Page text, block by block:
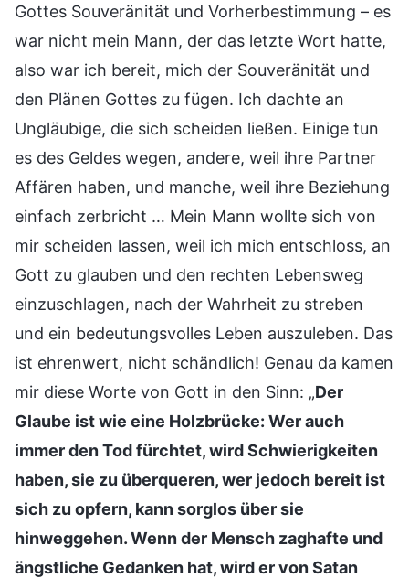
Gottes Souveränität und Vorherbestimmung – es
war nicht mein Mann, der das letzte Wort hatte,
also war ich bereit, mich der Souveränität und
den Plänen Gottes zu fügen. Ich dachte an
Ungläubige, die sich scheiden ließen. Einige tun
es des Geldes wegen, andere, weil ihre Partner
Affären haben, und manche, weil ihre Beziehung
einfach zerbricht … Mein Mann wollte sich von
mir scheiden lassen, weil ich mich entschloss, an
Gott zu glauben und den rechten Lebensweg
einzuschlagen, nach der Wahrheit zu streben
und ein bedeutungsvolles Leben auszuleben. Das
ist ehrenwert, nicht schändlich! Genau da kamen
mir diese Worte von Gott in den Sinn: „Der
Glaube ist wie eine Holzbrücke: Wer auch
immer den Tod fürchtet, wird Schwierigkeiten
haben, sie zu überqueren, wer jedoch bereit ist
sich zu opfern, kann sorglos über sie
hinweggehen. Wenn der Mensch zaghafte und
ängstliche Gedanken hat, wird er von Satan